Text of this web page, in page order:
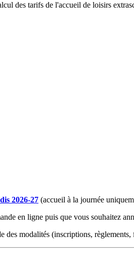
des tarifs de l'accueil de loisirs
2026-27 (accueil à la journée
en ligne puis que vous souhaitez
des modalités (inscriptions,